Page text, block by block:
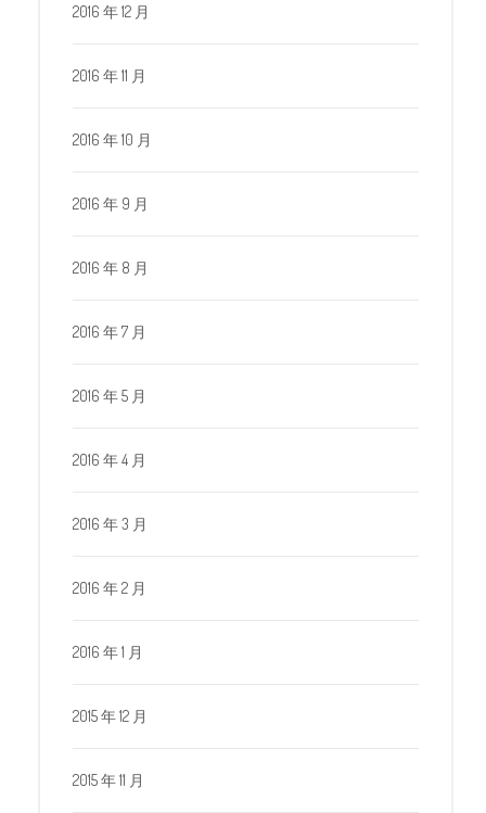
2016 年 12 月
2016 年 11 月
2016 年 10 月
2016 年 9 月
2016 年 8 月
2016 年 7 月
2016 年 5 月
2016 年 4 月
2016 年 3 月
2016 年 2 月
2016 年 1 月
2015 年 12 月
2015 年 11 月